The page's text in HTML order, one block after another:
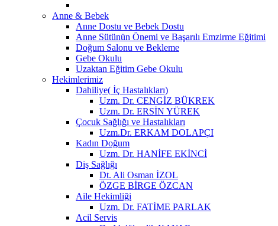
Anne & Bebek
Anne Dostu ve Bebek Dostu
Anne Sütünün Önemi ve Başarılı Emzirme Eğitimi
Doğum Salonu ve Bekleme
Gebe Okulu
Uzaktan Eğitim Gebe Okulu
Hekimlerimiz
Dahiliye( İç Hastalıkları)
Uzm. Dr. CENGİZ BÜKREK
Uzm. Dr. ERSİN YÜREK
Çocuk Sağlığı ve Hastalıkları
Uzm.Dr. ERKAM DOLAPÇI
Kadın Doğum
Uzm. Dr. HANİFE EKİNCİ
Diş Sağlığı
Dt. Ali Osman İZOL
ÖZGE BİRGE ÖZCAN
Aile Hekimliği
Uzm. Dr. FATİME PARLAK
Acil Servis